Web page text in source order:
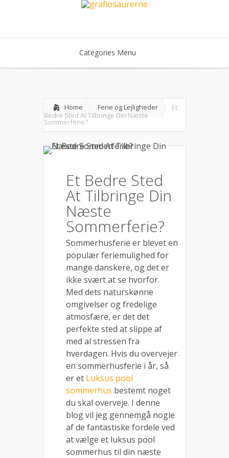
Categories Menu
Home Ferie og Lejligheder
Et
Bedre Sted At Tilbringe Din Næste
Sommerferie?
Et Bedre Sted
At Tilbringe Din
Næste
Sommerferie?
Sommerhusferie er blevet en
populær feriemulighed for
mange danskere, og det er
ikke svært at se hvorfor.
Med dets naturskønne
omgivelser og fredelige
atmosfære, er det det
perfekte sted at slippe af
med al stressen fra
hverdagen. Hvis du overvejer
en sommerhusferie i år, så
er et Luksus pool
sommerhus bestemt noget
du skal overveje. I denne
blog vil jeg gennemgå nogle
af de fantastiske fordele ved
at vælge et luksus pool
sommerhus til din næste